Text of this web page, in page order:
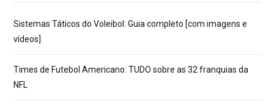
Sistemas Táticos do Voleibol: Guia completo [com imagens e
vídeos]
Times de Futebol Americano: TUDO sobre as 32 franquias da
NFL